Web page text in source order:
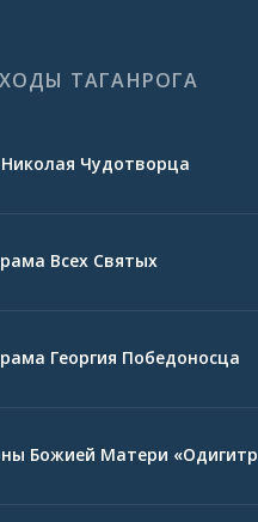
ТАГАНРОГА
Чудотворца
Всех Святых
Георгия Победоносца
Божией Матери